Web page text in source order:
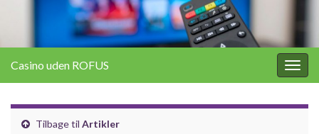
Casino uden ROFUS
Tilbage til Artikler